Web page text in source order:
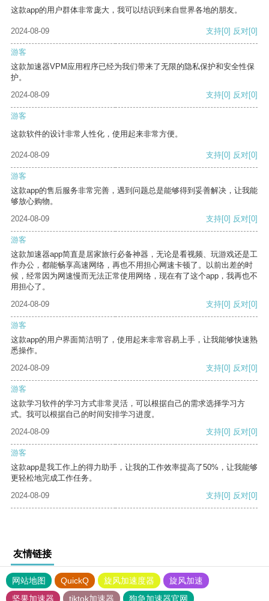
这款app的用户群体非常庞大，我可以结识到来自世界各地的朋友。
2024-08-09 支持[0] 反对[0]
游客
这款加速器VPM应用程序已经为我们带来了无限的隐私保护和安全性保
护。
2024-08-09
支持[0] 反对[0]
游客
这款软件的设计非常人性化，使用起来非常方便。
2024-08-09 支持[0] 反对[0]
游客
这款app的售后服务非常完善，遇到问题总是能够得到妥善解决，让我能
够放心购物。
2024-08-09
支持[0] 反对[0]
游客
这款加速器app简直是居家旅行必备神器，无论是看视频、玩游戏还是工
作办公，都能畅享高速网络，再也不用担心网速卡顿了。以前出差的时
候，经常因为网速慢而无法正常使用网络，现在有了这个app，我再也不
用担心了。
2024-08-09
支持[0] 反对[0]
游客
这款app的用户界面简洁明了，使用起来非常容易上手，让我能够快速熟
悉操作。
2024-08-09
支持[0] 反对[0]
游客
这款学习软件的学习方式非常灵活，可以根据自己的需求选择学习方
式。我可以根据自己的时间安排学习进度。
2024-08-09
支持[0] 反对[0]
游客
这款app是我工作上的得力助手，让我的工作效率提高了50%，让我能够
更轻松地完成工作任务。
2024-08-09
支持[0] 反对[0]
友情链接
网站地图 QuickQ 旋风加速度器
旋风加速
坚果加速器
tiktok加速器 狗急加速器官网